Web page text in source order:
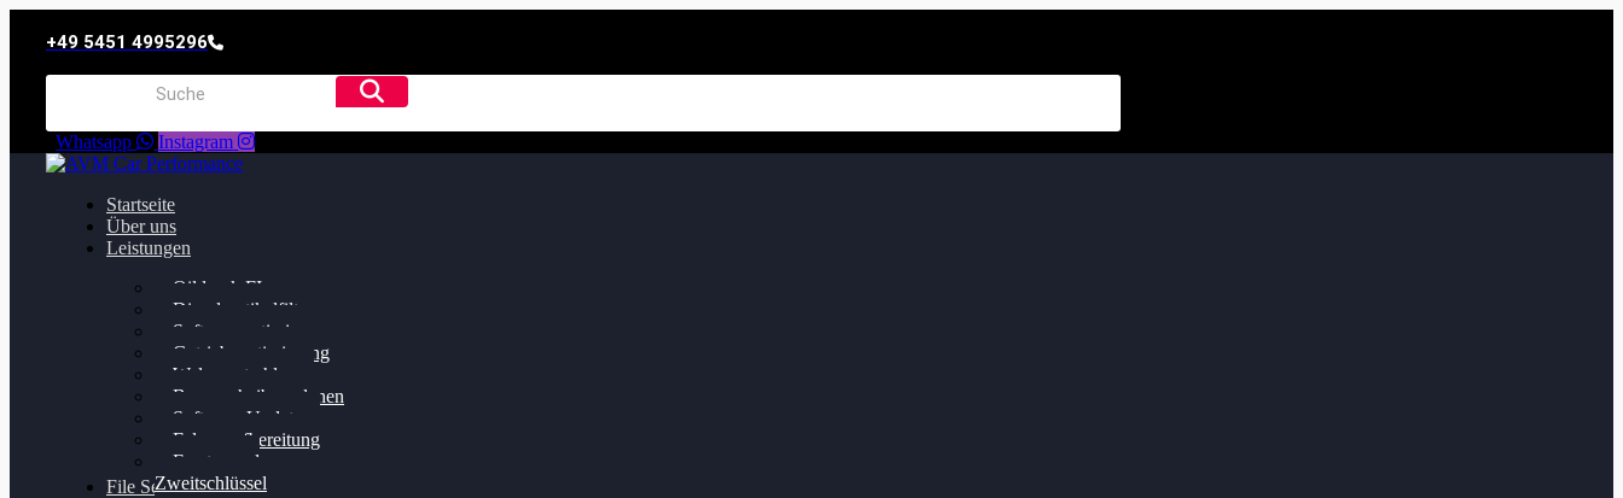
+49 5451 4995296
Whatsapp Instagram
Startseite
Über uns
Leistungen
Oildruck FIx
Dieselpartikelfilter
Softwareoptimierung
Getriebeoptimierung
Walnussstrahlen
Bremsscheiben planen
Software Update
Felgenaufbereitung
Ersatz- und
Zweitschlüssel
File Service